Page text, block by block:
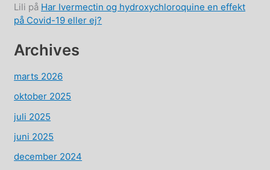
Lili på Har Ivermectin og hydroxychloroquine en effekt
på Covid-19 eller ej?
Archives
marts 2026
oktober 2025
juli 2025
juni 2025
december 2024